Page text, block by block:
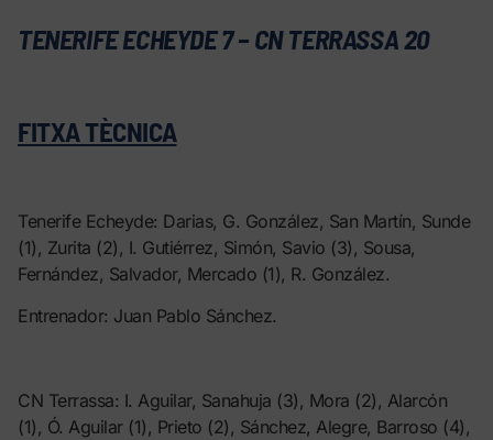
TENERIFE ECHEYDE 7 – CN TERRASSA 20
FITXA TÈCNICA
Tenerife Echeyde: Darias, G. González, San Martín, Sunde
(1), Zurita (2), I. Gutiérrez, Simón, Savio (3), Sousa,
Fernández, Salvador, Mercado (1), R. González.
Entrenador: Juan Pablo Sánchez.
CN Terrassa: I. Aguilar, Sanahuja (3), Mora (2), Alarcón
(1), Ó. Aguilar (1), Prieto (2), Sánchez, Alegre, Barroso (4),